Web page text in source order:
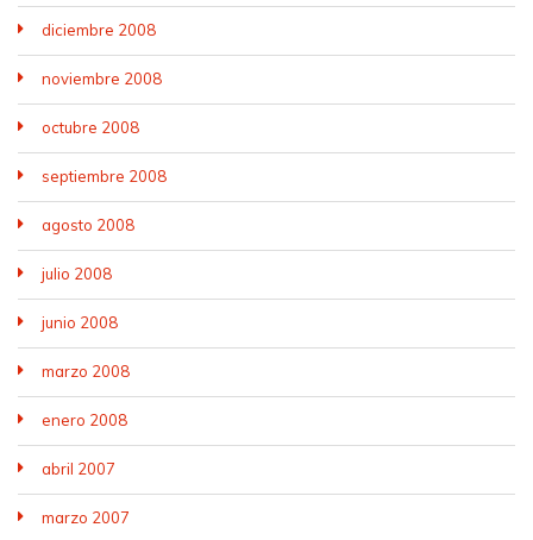
diciembre 2008
noviembre 2008
octubre 2008
septiembre 2008
agosto 2008
julio 2008
junio 2008
marzo 2008
enero 2008
abril 2007
marzo 2007